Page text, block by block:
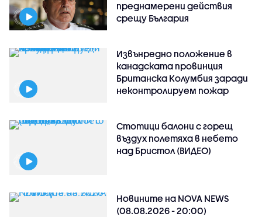
преднамерени действия
срещу България
Извънредно положение в
канадската провинция
Британска Колумбия заради
неконтролируем пожар
Стотици балони с горещ
въздух полетяха в небето
над Бристол (ВИДЕО)
Новините на NOVA NEWS
(08.08.2026 - 20:00)